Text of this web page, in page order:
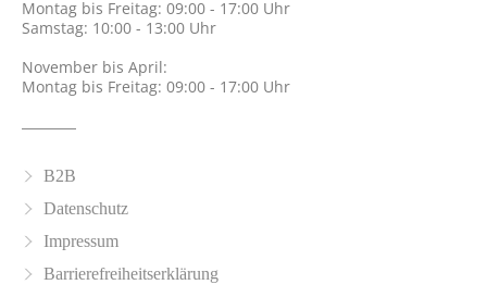
Montag bis Freitag: 09:00 - 17:00 Uhr
Samstag: 10:00 - 13:00 Uhr
November bis April:
Montag bis Freitag: 09:00 - 17:00 Uhr
B2B
Datenschutz
Impressum
Barrierefreiheitserklärung